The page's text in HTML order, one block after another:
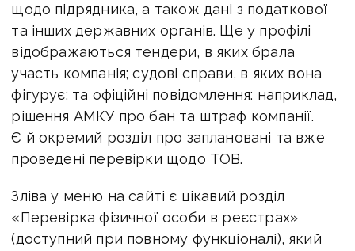
щодо підрядника, а також дані з податкової
та інших державних органів. Ще у профілі
відображаються тендери, в яких брала
участь компанія; судові справи, в яких вона
фігурує; та офіційні повідомлення: наприклад,
рішення АМКУ про бан та штраф компанії.
Є й окремий розділ про заплановані та вже
проведені перевірки щодо ТОВ.
Зліва у меню на сайті є цікавий розділ
«Перевірка фізичної особи в реєстрах»
(доступний при повному функціоналі), який